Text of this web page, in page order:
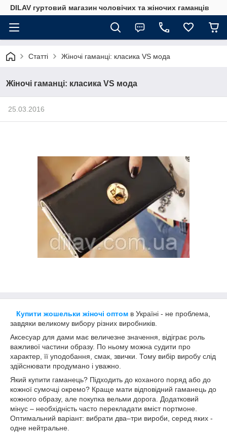
DILAV гуртовий магазин чоловічих та жіночих гаманців
Статті Жіночі гаманці: класика VS мода
Жіночі гаманці: класика VS мода
25.03.2016
Купити жошельки жіночі оптом в Україні - не проблема,
завдяки великому вибору різних виробників.
Аксесуар для дами має величезне значення, відіграє роль
важливої частини образу. По ньому можна судити про
характер, її уподобання, смак, звички. Тому вибір виробу слід
здійснювати продумано і уважно.
Який купити гаманець? Підходить до коханого поряд або до
кожної сумочці окремо? Краще мати відповідний гаманець до
кожного образу, але покупка вельми дорога. Додатковий
мінус – необхідність часто перекладати вміст портмоне.
Оптимальний варіант: вибрати два–три вироби, серед яких -
одне нейтральне.